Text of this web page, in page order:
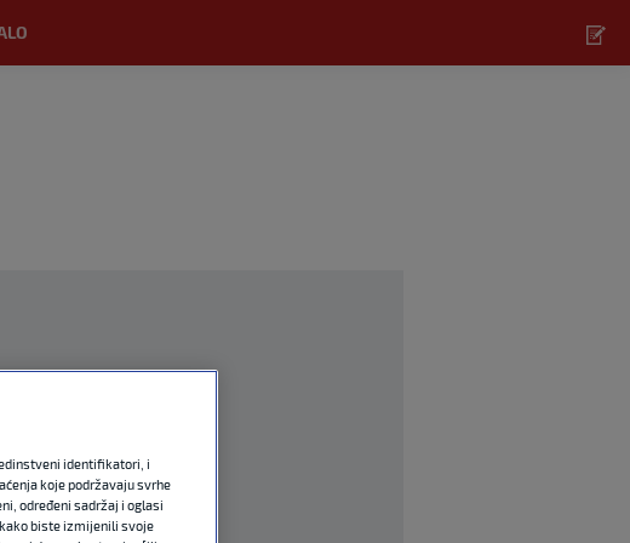
identifikatori, i
koje podržavaju svrhe
određeni sadržaj i oglasi
biste izmijenili svoje